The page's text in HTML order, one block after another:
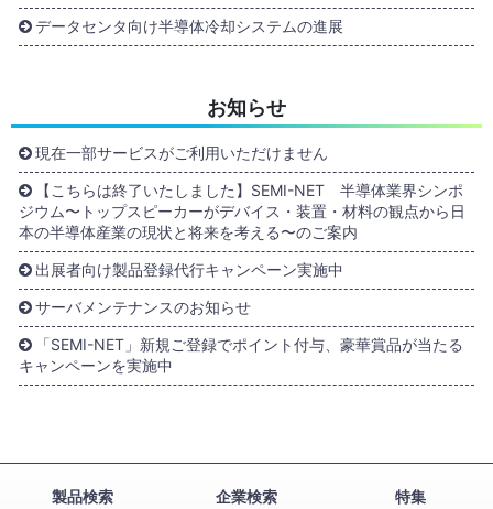
データセンタ向け半導体冷却システムの進展
お知らせ
現在一部サービスがご利用いただけません
【こちらは終了いたしました】SEMI-NET 半導体業界シンポ
ジウム〜トップスピーカーがデバイス・装置・材料の観点から日
本の半導体産業の現状と将来を考える〜のご案内
出展者向け製品登録代行キャンペーン実施中
サーバメンテナンスのお知らせ
「SEMI-NET」新規ご登録でポイント付与、豪華賞品が当たる
キャンペーンを実施中
製品検索 企業検索 特集